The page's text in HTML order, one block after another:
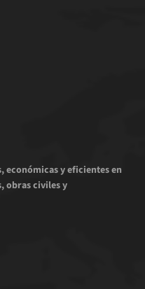
económicas y eficientes en
obras civiles y